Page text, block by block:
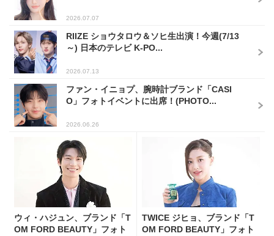
2026.07.07
RIIZE ショウタロウ＆ソヒ生出演！今週(7/13
～) 日本のテレビ K-PO...
2026.07.13
ファン・イニョプ、腕時計ブランド「CASI
O」フォトイベントに出席！(PHOTO...
2026.06.26
ウィ・ハジュン、ブランド「T
OM FORD BEAUTY」フォト
TWICE ジヒョ、ブランド「T
OM FORD BEAUTY」フォト